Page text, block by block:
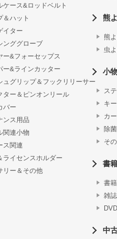
ケース&ロッドベルト
＆ハット
イター
ンググローブ
ー&フォーセップス
ー&ラインカッター
ュグリップ＆フックリリーサー
ター＆ピンオンリール
バー
ンス用品
関連小物
ス関連
ライセンスホルダー
リー＆その他
熊
熊
虫
小
ス
キ
カ
除
そ
書
書籍
雑誌
中